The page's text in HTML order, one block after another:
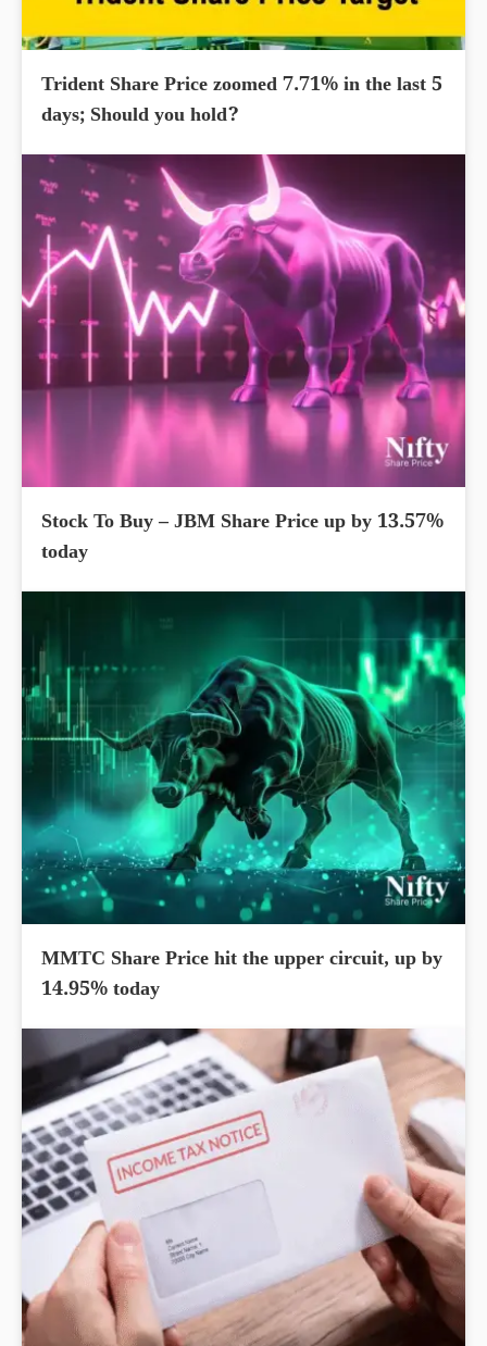
Trident Share Price zoomed 7.71% in the last 5
days; Should you hold?
Stock To Buy – JBM Share Price up by 13.57%
today
MMTC Share Price hit the upper circuit, up by
14.95% today